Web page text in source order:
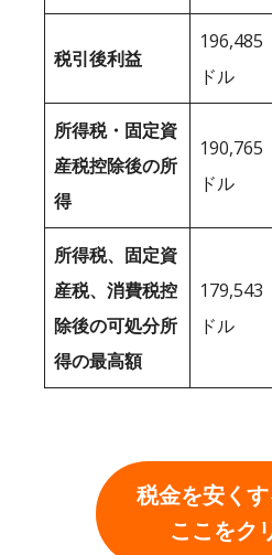
税引後利益
196,485
ドル
所得税・固定資
産税控除後の所
得
190,765
ドル
所得税、固定資
産税、消費税控
除後の可処分所
得の最高額
179,543
ドル
税金を安く
ここをク